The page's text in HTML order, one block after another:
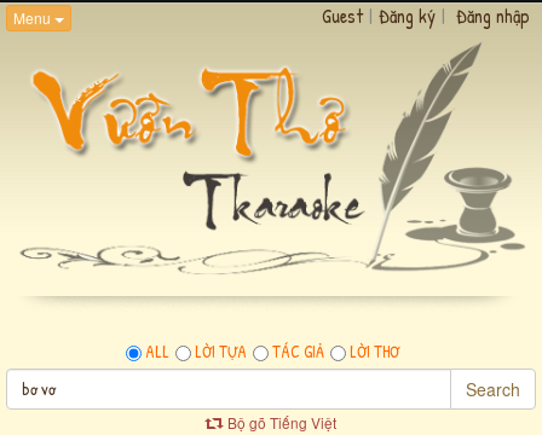
Menu Guest | Đăng ký | Đăng nhập
ALL LỜI TỰA TÁC GIẢ LỜI THƠ
Search
Bộ gõ Tiếng Việt